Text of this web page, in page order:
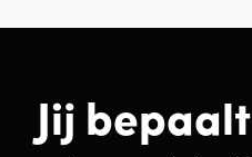
Jij bepaalt